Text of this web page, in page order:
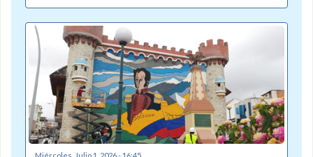
Miércoles, Julio 1, 2026 - 16:45